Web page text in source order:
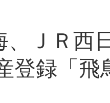
、ＪＲ西
登録「